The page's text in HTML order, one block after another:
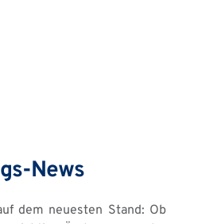
News
dem neuesten Stand: Ob